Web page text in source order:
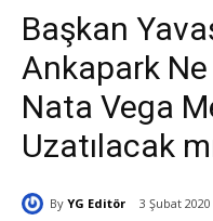
Başkan
Ankapark
Nata Vega
Uzatılacak
By YG Editör 3 Şubat 2020